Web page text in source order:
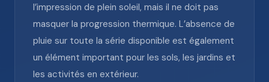
l’impression de plein soleil, mais il ne doit pas
masquer la progression thermique. L’absence de
pluie sur toute la série disponible est également
un élément important pour les sols, les jardins et
les activités en extérieur.